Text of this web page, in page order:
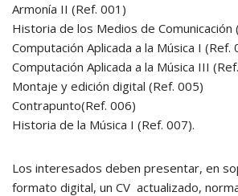
Armonía II (Ref. 001)
Historia de los Medios de Comunicación
Computación Aplicada a la Música I (Ref.
Computación Aplicada a la Música III
Montaje y edición digital (Ref. 005)
Contrapunto(Ref. 006)
Historia de la Música I (Ref. 007).
Los interesados deben presentar, en
formato digital, un CV actualizado,